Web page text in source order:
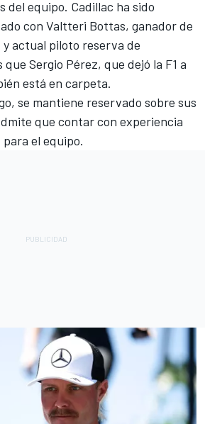
del equipo. Cadillac ha sido
con Valtteri Bottas, ganador de
y actual piloto reserva de
Sergio Pérez, que dejó la F1 a
está en carpeta.
se mantiene reservado sobre sus
que contar con experiencia
el equipo.